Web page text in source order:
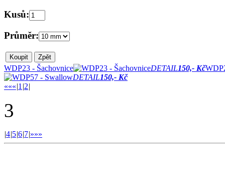
Kusů:
Průměr:
WDP23 - Šachovnice DETAIL150,- Kč
DETAIL150,- Kč
«««|1 |2|
3
|4|5|6|7|»»»